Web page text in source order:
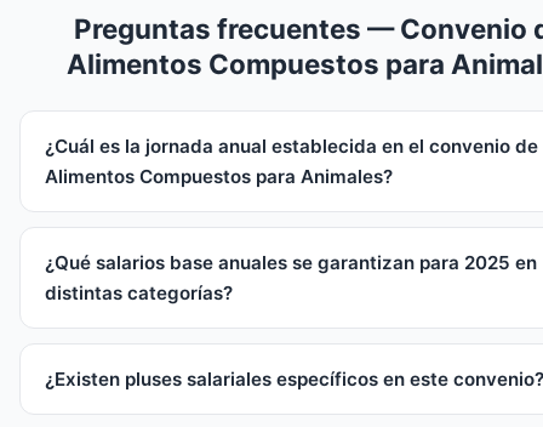
Preguntas frecuentes — Convenio
Alimentos Compuestos para
¿Cuál es la jornada anual establecida en el convenio de
Alimentos Compuestos para Animales?
¿Qué salarios base anuales se garantizan para 2025 en
distintas categorías?
¿Existen pluses salariales específicos en este convenio?